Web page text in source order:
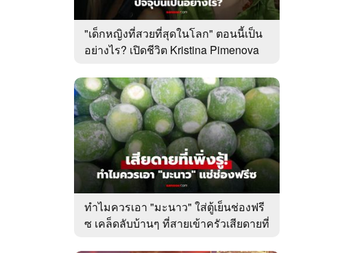
"เด็กหญิงที่สวยที่สุดในโลก" ตอนนี้เป็น
อย่างไร? เปิดชีวิต Kristina Pimenova
ทำไมควรเอา "มะนาว" ใส่ตู้เย็นช่องฟรี
ซ เคล็ดลับบ้านๆ ที่สายเข้าครัวเสียดายที่